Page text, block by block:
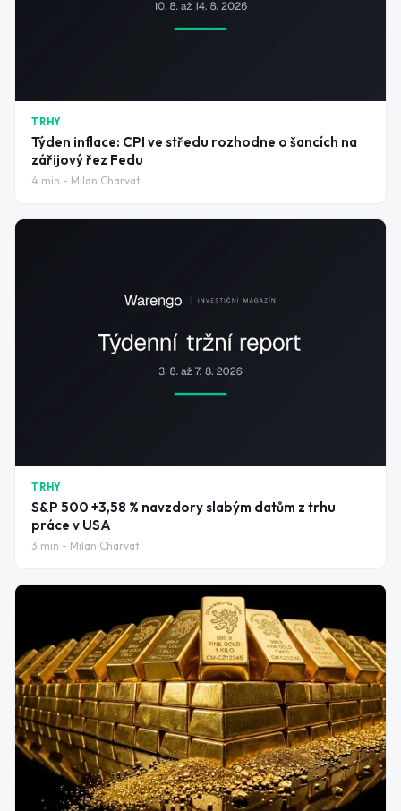
TRHY
Týden inflace: CPI ve středu rozhodne o šancích na
zářijový řez Fedu
4 min - Milan Charvat
TRHY
S&P 500 +3,58 % navzdory slabým datům z trhu
práce v USA
3 min - Milan Charvat